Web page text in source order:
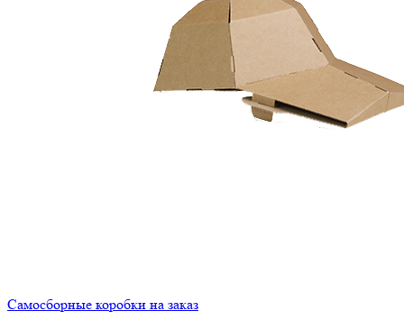
Самосборные коробки на заказ